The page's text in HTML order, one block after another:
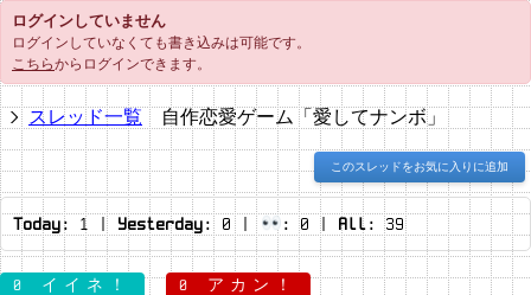
ログインしていません
ログインしていなくても書き込みは可能です。
こちらからログインできます。
スレッド一覧 自作恋愛ゲーム「愛してナンボ」
このスレッドをお気に入りに追加
Today: 1 | Yesterday:0 | : 0 | All: 39
0 イイネ！ 0 アカン！